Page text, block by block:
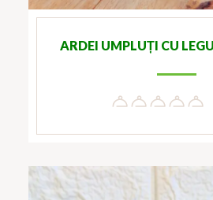
ARDEI UMPLUȚI CU